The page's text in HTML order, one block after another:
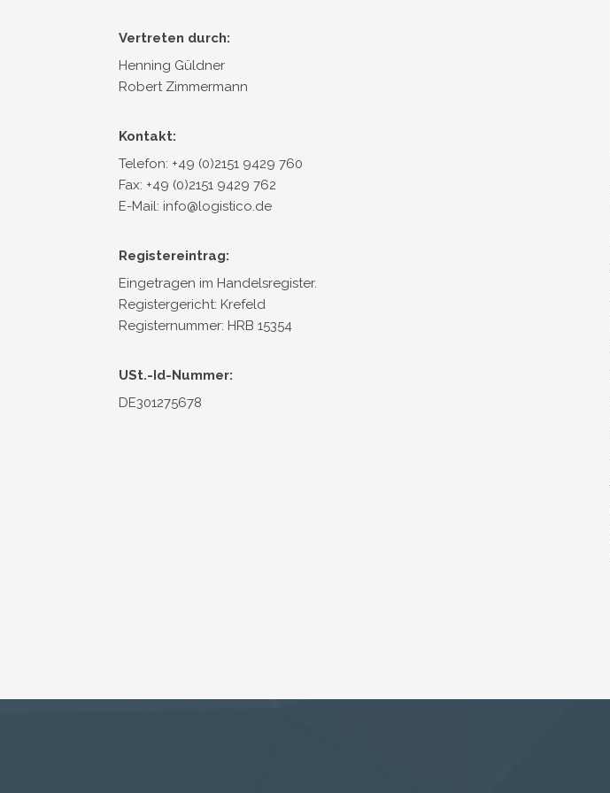
Vertreten durch:
Henning Güldner
Robert Zimmermann
Kontakt:
Telefon: +49 (0)2151 9429 760
Fax: +49 (0)2151 9429 762
E-Mail: info@logistico.de
Registereintrag:
Eingetragen im Handelsregister.
Registergericht: Krefeld
Registernummer: HRB 15354
USt.-Id-Nummer:
DE301275678